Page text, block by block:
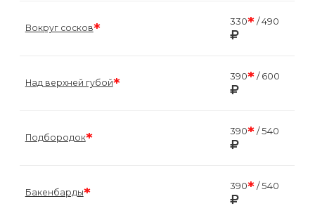
Вокруг сосков* 330*/ 490
Над верхней губой* 390*/ 600
Подбородок* 390*/ 540
Бакенбарды* 390*/ 540